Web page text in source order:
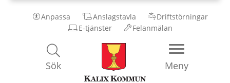
Anpassa Anslagstavla
Driftstörningar
E-tjänster
Felanmälan
Kalix
Kommun
Meny
Sök